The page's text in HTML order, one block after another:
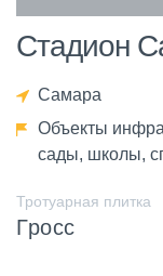
Стадион
Самара
Объекты
сады, школы,
Тротуарная плитка
Гросс